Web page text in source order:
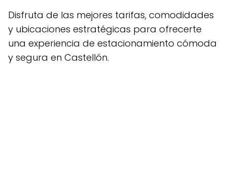
Disfruta de las mejores tarifas, comodidades
y ubicaciones estratégicas para ofrecerte
una experiencia de estacionamiento cómoda
y segura en Castellón.